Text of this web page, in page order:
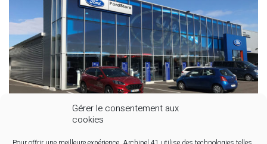
Gérer le consentement aux
cookies